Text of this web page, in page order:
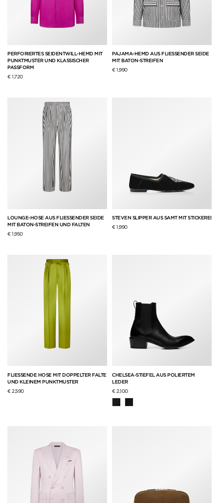
PERFORIERTES SEIDENTWILL-HEMD MIT
PUNKTMUSTER UND KLASSISCHER
PASSFORM
€ 1,720
PAJAMA-HEMD AUS FLIESSENDER SEIDE
MIT BATON-STREIFEN
€ 1,990
LOUNGE-HOSE AUS FLIESSENDER SEIDE
MIT BATON-STREIFEN UND FALTEN
€ 1,950
STEVEN SLIPPER AUS SAMT MIT STICKEREI
€ 1,990
FLIESSENDE HOSE MIT DOPPELTER FALTE
UND KLEINEM PUNKTMUSTER
€ 2,590
CHELSEA-STIEFEL AUS POLIERTEM
LEDER
€ 2,100